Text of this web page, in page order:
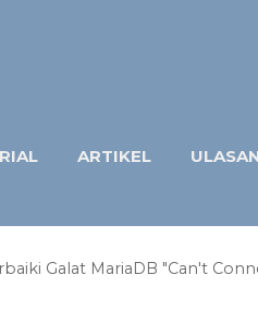
ARTIKEL
Galat MariaDB "Can't